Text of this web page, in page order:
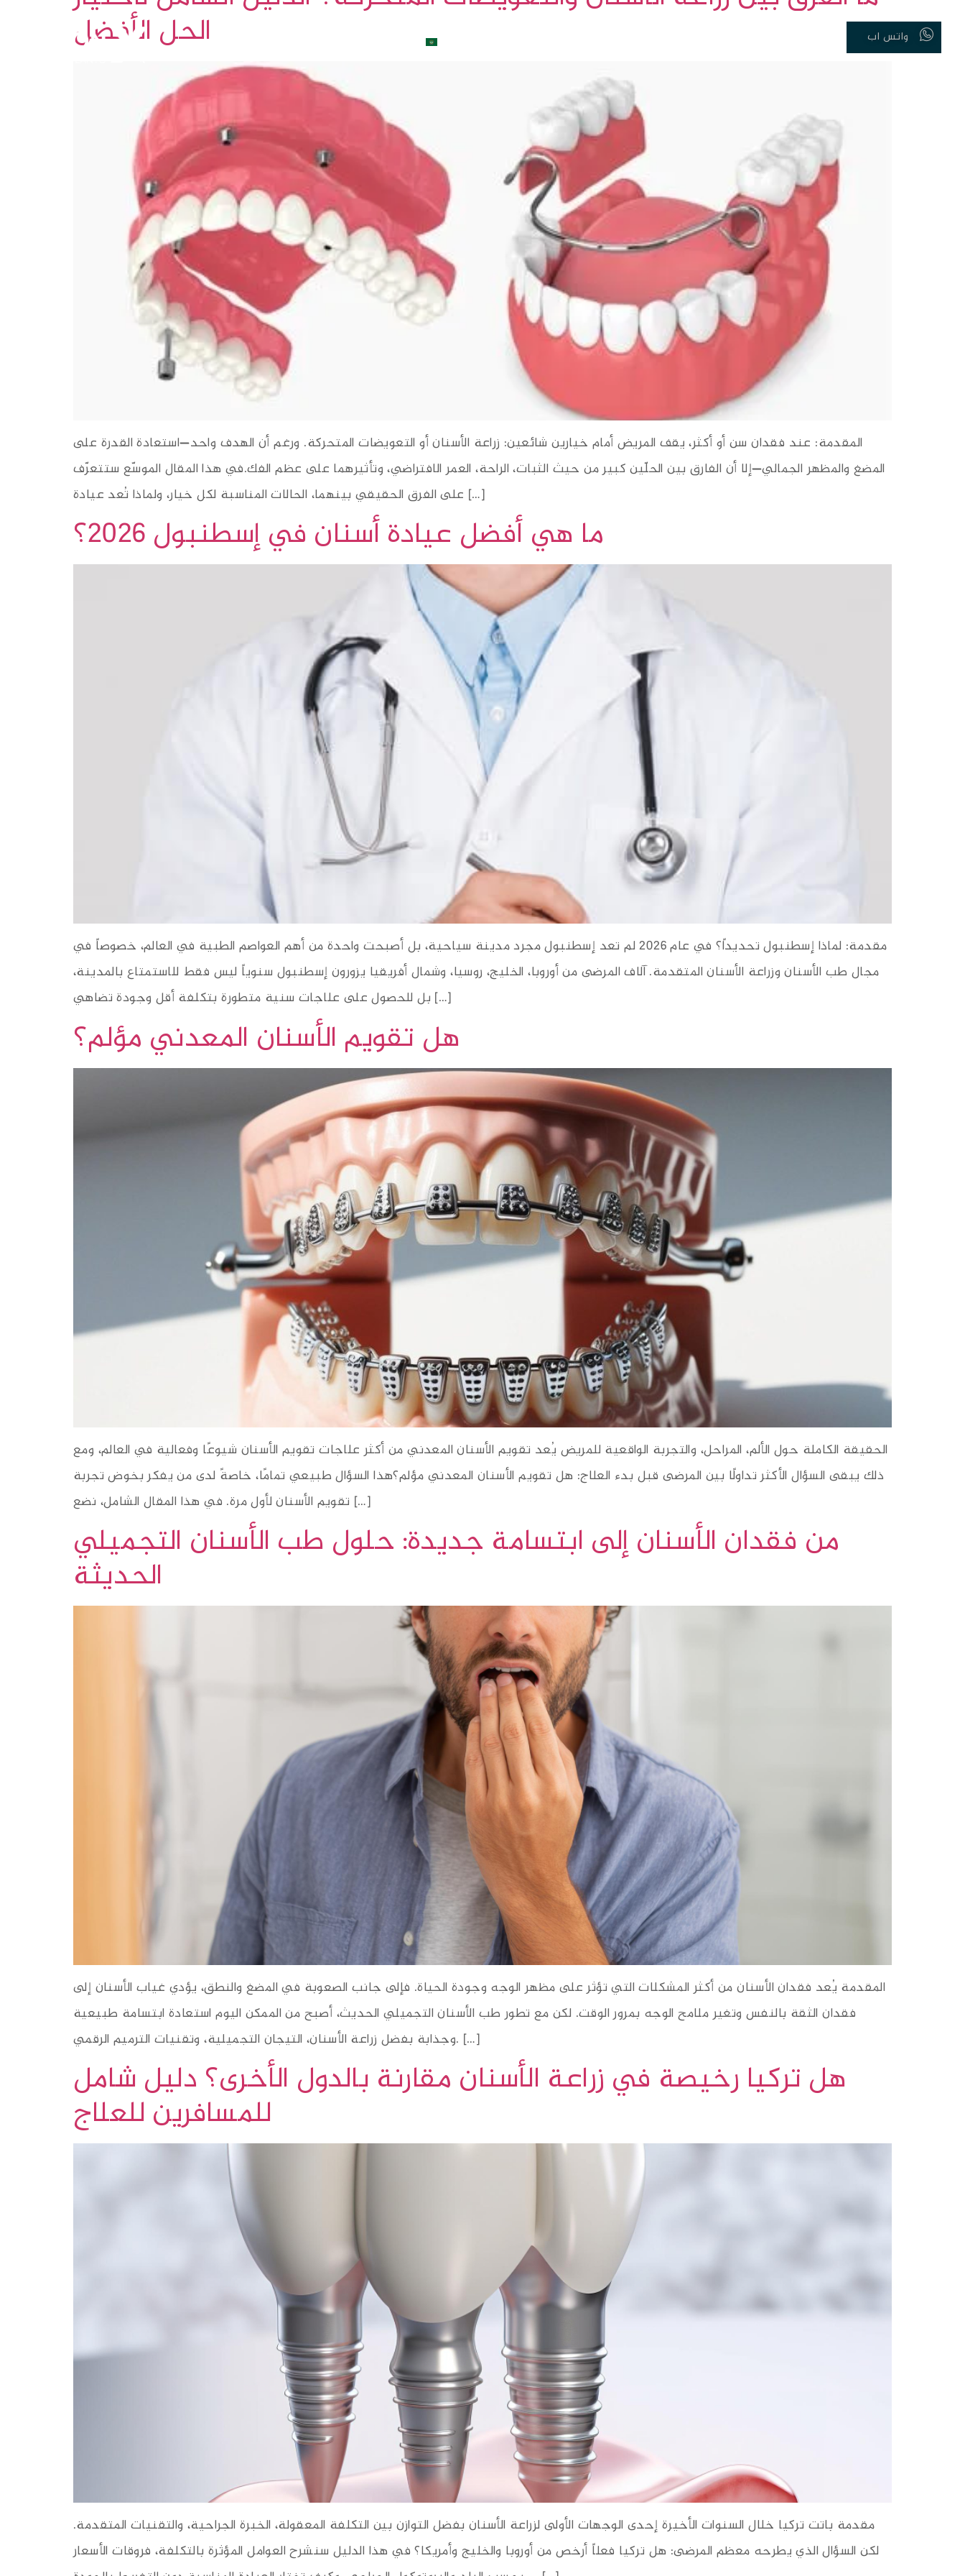
واتس اب الحل الأفضل
المقدمة: عند فقدان سن أو أكثر، يقف المريض أمام خيارين شائعين: زراعة الأسنان أو التعويضات المتحركة. ورغم أن الهدف واحد—استعادة القدرة على
المضغ والمظهر الجمالي—إلا أن الفارق بين الحلّين كبير من حيث الثبات، الراحة، العمر الافتراضي، وتأثيرهما على عظم الفك.في هذا المقال الموسّع ستتعرّف
على الفرق الحقيقي بينهما، الحالات المناسبة لكل خيار، ولماذا تُعد عيادة […]
ما هي أفضل عيادة أسنان في إسطنبول 2026؟
مقدمة: لماذا إسطنبول تحديداً؟ في عام 2026 لم تعد إسطنبول مجرد مدينة سياحية، بل أصبحت واحدة من أهم العواصم الطبية في العالم، خصوصاً في
مجال طب الأسنان وزراعة الأسنان المتقدمة. آلاف المرضى من أوروبا، الخليج، روسيا، وشمال أفريقيا يزورون إسطنبول سنوياً ليس فقط للاستمتاع بالمدينة،
بل للحصول على علاجات سنية متطورة بتكلفة أقل وجودة تضاهي […]
هل تقويم الأسنان المعدني مؤلم؟
الحقيقة الكاملة حول الألم، المراحل، والتجربة الواقعية للمريض يُعد تقويم الأسنان المعدني من أكثر علاجات تقويم الأسنان شيوعًا وفعالية في العالم، ومع
ذلك يبقى السؤال الأكثر تداولًا بين المرضى قبل بدء العلاج: هل تقويم الأسنان المعدني مؤلم؟هذا السؤال طبيعي تمامًا، خاصةً لدى من يفكر بخوض تجربة
تقويم الأسنان لأول مرة. في هذا المقال الشامل، نضع […]
من فقدان الأسنان إلى ابتسامة جديدة: حلول طب الأسنان التجميلي
الحديثة
المقدمة يُعد فقدان الأسنان من أكثر المشكلات التي تؤثر على مظهر الوجه وجودة الحياة. فإلى جانب الصعوبة في المضغ والنطق، يؤدي غياب الأسنان إلى
فقدان الثقة بالنفس وتغير ملامح الوجه بمرور الوقت. لكن مع تطور طب الأسنان التجميلي الحديث، أصبح من الممكن اليوم استعادة ابتسامة طبيعية
وجذابة بفضل زراعة الأسنان، التيجان التجميلية، وتقنيات الترميم الرقمي. […]
هل تركيا رخيصة في زراعة الأسنان مقارنة بالدول الأخرى؟ دليل شامل
للمسافرين للعلاج
مقدمة باتت تركيا خلال السنوات الأخيرة إحدى الوجهات الأولى لزراعة الأسنان بفضل التوازن بين التكلفة المعقولة، الخبرة الجراحية، والتقنيات المتقدمة.
لكن السؤال الذي يطرحه معظم المرضى: هل تركيا فعلاً أرخص من أوروبا والخليج وأمريكا؟ في هذا الدليل سنشرح العوامل المؤثرة بالتكلفة، فروقات الأسعار